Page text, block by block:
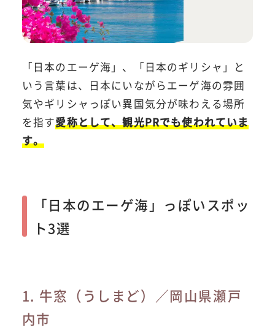
「日本のエーゲ海」、「日本のギリシャ」と
いう言葉は、日本にいながらエーゲ海の雰囲
気やギリシャっぽい異国気分が味わえる場所
を指す愛称として、観光PRでも使われていま
す。
「日本のエーゲ海」っぽいスポッ
ト3選
1. 牛窓（うしまど）／岡山県瀬戸
内市